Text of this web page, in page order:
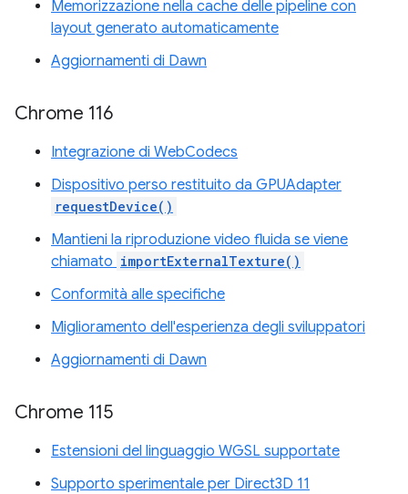
Memorizzazione nella cache delle pipeline con
layout generato automaticamente
Aggiornamenti di Dawn
Chrome 116
Integrazione di WebCodecs
Dispositivo perso restituito da GPUAdapter
requestDevice()
Mantieni la riproduzione video fluida se viene
chiamato importExternalTexture()
Conformità alle specifiche
Miglioramento dell'esperienza degli sviluppatori
Aggiornamenti di Dawn
Chrome 115
Estensioni del linguaggio WGSL supportate
Supporto sperimentale per Direct3D 11